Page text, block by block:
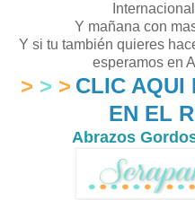
Y mañana con
Y si tu también quieres
esperamos en
> > > CLIC AQUI
EN EL
Abrazos